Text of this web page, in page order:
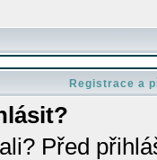
Registrace a
Před